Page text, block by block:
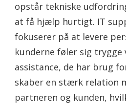
opstår tekniske
at få hjælp hurtigt. IT
fokuserer på at levere
kunderne føler sig trygge
assistance, de har brug
skaber en stærk relation
partneren og kunden,